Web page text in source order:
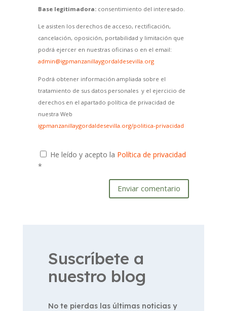
Base legitimadora:consentimiento del interesado.
Le asisten los derechos de acceso, rectificación,
cancelación, oposición, portabilidad y limitación que
podrá ejercer en nuestras oficinas o en el email:
admin@igpmanzanillaygordaldesevilla.org
Podrá obtener información ampliada sobre el
tratamiento de sus datos personales y el ejercicio de
derechos en el apartado política de privacidad de
nuestra Web
igpmanzanillaygordaldesevilla.org/politica-privacidad
He leído y acepto la Política de privacidad
*
Enviar comentario
Suscríbete a
nuestro blog
No te pierdas las últimas noticias y